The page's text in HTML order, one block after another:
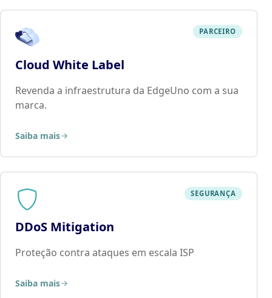
Cloud White Label
PARCEIRO
Revenda a infraestrutura da EdgeUno com a sua
marca.
Saiba mais
DDoS Mitigation
SEGURANÇA
Proteção contra ataques em escala ISP
Saiba mais